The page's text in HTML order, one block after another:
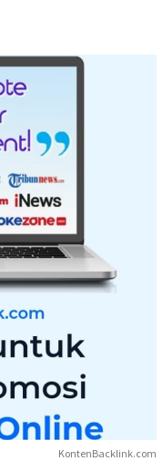
KontenBacklink.com